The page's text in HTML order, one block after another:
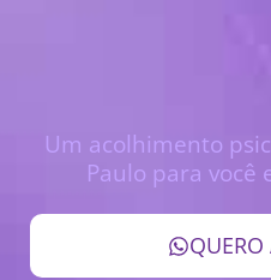
Um acolhimento
Paulo para você
QUERO